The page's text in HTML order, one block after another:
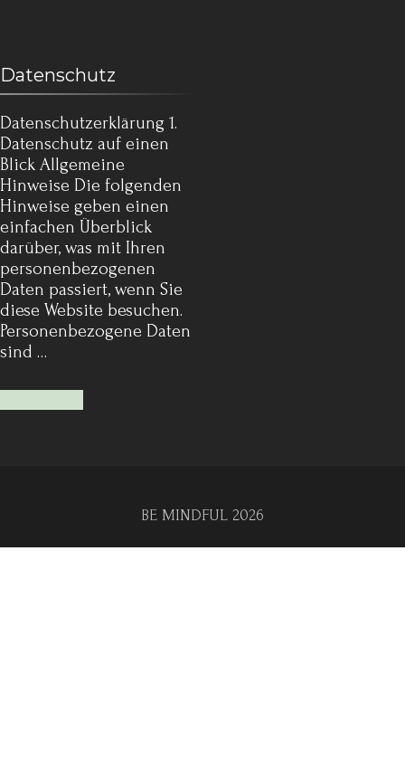
Datenschutz
Datenschutz­erklärung 1.
Datenschutz auf einen
Blick Allgemeine
Hinweise Die folgenden
Hinweise geben einen
einfachen Überblick
darüber, was mit Ihren
personenbezogenen
Daten passiert, wenn Sie
diese Website besuchen.
Personenbezogene Daten
sind …
BE MINDFUL 2026